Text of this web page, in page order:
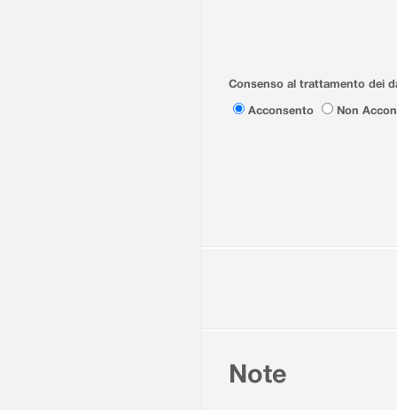
Consenso al trattamento dei
Acconsento
Non
Note